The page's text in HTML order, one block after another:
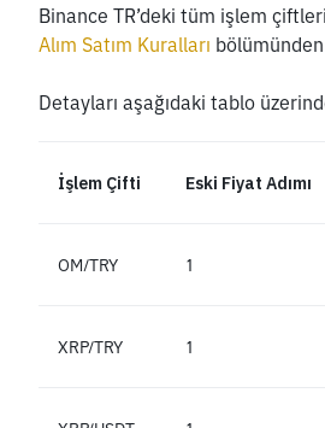
Binance TR’deki tüm işlem
Alım Satım Kuralları
Detayları aşağıdaki tablo
İşlem Çifti Eski Fiyat Adımı
OM/TRY 1
XRP/TRY 1